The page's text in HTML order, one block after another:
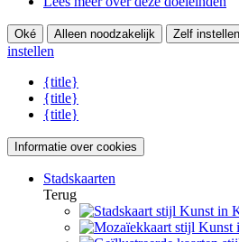
Oké Alleen noodzakelijk Zelf instellen
instellen
{title}
{title}
{title}
Informatie over cookies
Stadskaarten
Terug